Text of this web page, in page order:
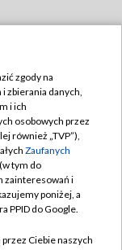
zgody na
zbierania danych,
i ich
osobowych przez
również „TVP”),
Zaufanych
tym do
zainteresowań i
poniżej, a
PPID do Google.
Ciebie naszych